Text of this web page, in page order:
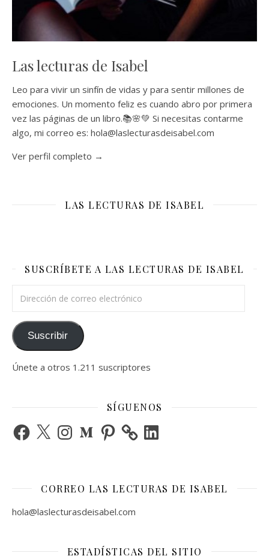
Las lecturas de Isabel
Leo para vivir un sinfín de vidas y para sentir millones de
emociones. Un momento feliz es cuando abro por primera
vez las páginas de un libro.📚🌸💚 Si necesitas contarme
algo, mi correo es: hola@laslecturasdeisabel.com
Ver perfil completo →
LAS LECTURAS DE ISABEL
SUSCRÍBETE A LAS LECTURAS DE ISABEL
Suscribir
Únete a otros 1.211 suscriptores
SÍGUENOS
Facebook
X InstagramMediumPinterest LinkedIn
CORREO LAS LECTURAS DE ISABEL
hola@laslecturasdeisabel.com
ESTADÍSTICAS DEL SITIO